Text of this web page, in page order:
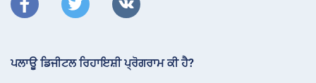
ਪਲਾਊ ਡਿਜੀਟਲ ਰਿਹਾਇਸ਼ੀ ਪ੍ਰੋਗਰਾਮ ਕੀ ਹੈ?